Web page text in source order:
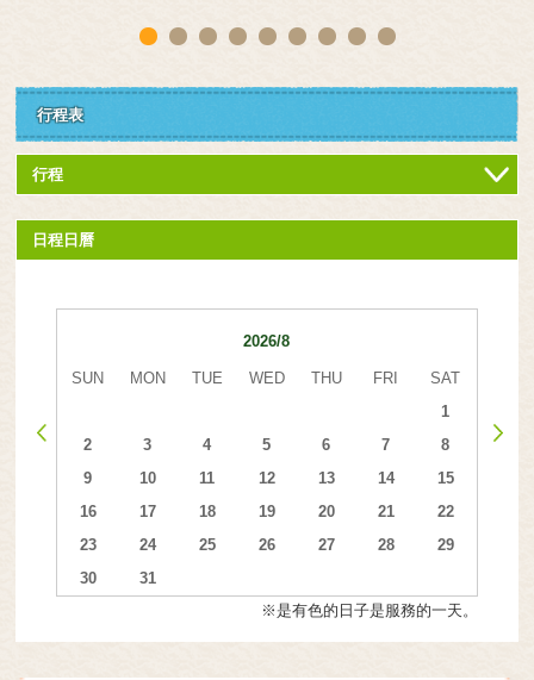
行程表
行程
日程日曆
2026/8
SUN MON TUE WED THU FRI
SAT
1
2
3 4 5 6 7
8
9
10 11 12 13 14
15
16
17 18 19 20 21
22
23
24 25 26 27 28
29
30
31
※是有色的日子是服務的一天。